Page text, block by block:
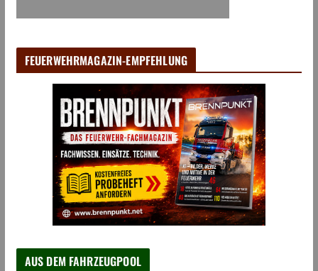
FEUERWEHRMAGAZIN-EMPFEHLUNG
AUS DEM FAHRZEUGPOOL